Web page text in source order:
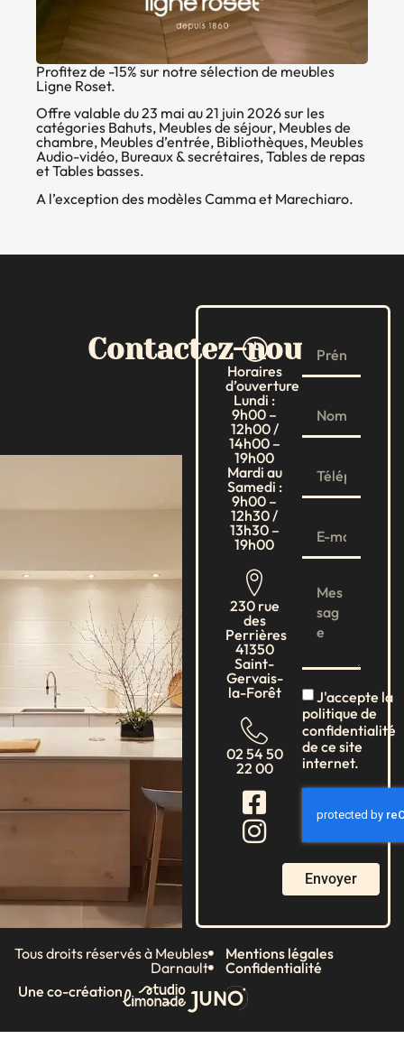
Profitez de -15% sur notre sélection de meubles
Ligne Roset.
Offre valable du 23 mai au 21 juin 2026 sur les
catégories Bahuts, Meubles de séjour, Meubles de
chambre, Meubles d’entrée, Bibliothèques, Meubles
Audio-vidéo, Bureaux & secrétaires, Tables de repas
et Tables basses.
A l’exception des modèles Camma et Marechiaro.
Contactez-nous
Horaires
d’ouverture
Lundi :
9h00 –
12h00 /
14h00 –
19h00
Mardi au
Samedi :
9h00 –
12h30 /
13h30 –
19h00
230 rue
des
Perrières
41350
Saint-
Gervais-
la-Forêt
02 54 50
22 00
J'accepte la
politique de
confidentialité
de ce site
internet.
Envoyer
Tous droits réservés à Meubles
Darnault
Mentions légales
Confidentialité
Une co-création